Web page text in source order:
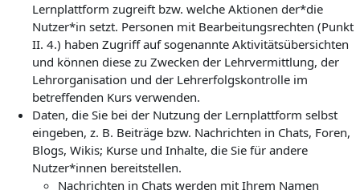
Lernplattform zugreift bzw. welche Aktionen der*die
Nutzer*in setzt. Personen mit Bearbeitungsrechten (Punkt
II. 4.) haben Zugriff auf sogenannte Aktivitätsübersichten
und können diese zu Zwecken der Lehrvermittlung, der
Lehrorganisation und der Lehrerfolgskontrolle im
betreffenden Kurs verwenden.
Daten, die Sie bei der Nutzung der Lernplattform selbst
eingeben, z. B. Beiträge bzw. Nachrichten in Chats, Foren,
Blogs, Wikis; Kurse und Inhalte, die Sie für andere
Nutzer*innen bereitstellen.
Nachrichten in Chats werden mit Ihrem Namen